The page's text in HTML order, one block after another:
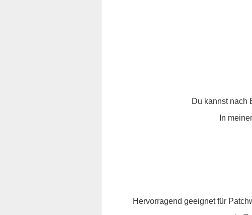
Du kannst nach
In
Hervorragend geeignet für